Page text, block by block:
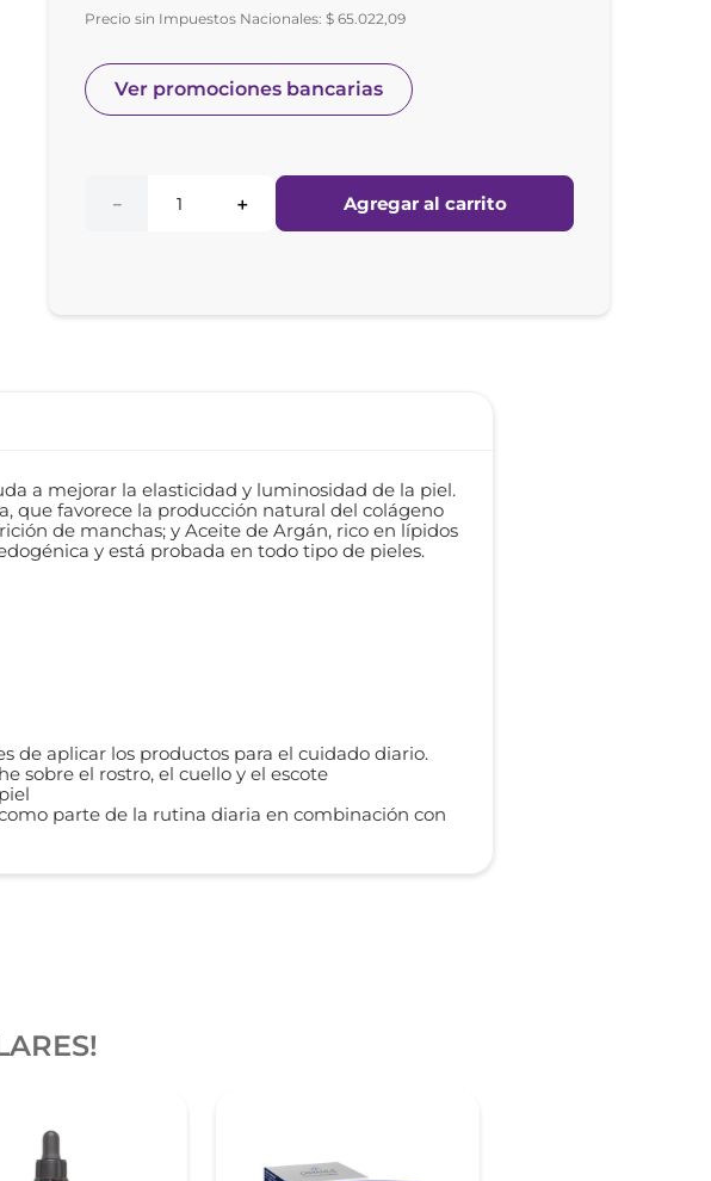
Precio sin Impuestos Nacionales:$ 65.022,09
Ver promociones bancarias
＋
－ Agregar al carrito
a mejorar la elasticidad y luminosidad de la piel.
que favorece la producción natural del colágeno
de manchas; y Aceite de Argán, rico en lípidos
y está probada en todo tipo de pieles.
de aplicar los productos para el cuidado diario.
sobre el rostro, el cuello y el escote
parte de la rutina diaria en combinación con